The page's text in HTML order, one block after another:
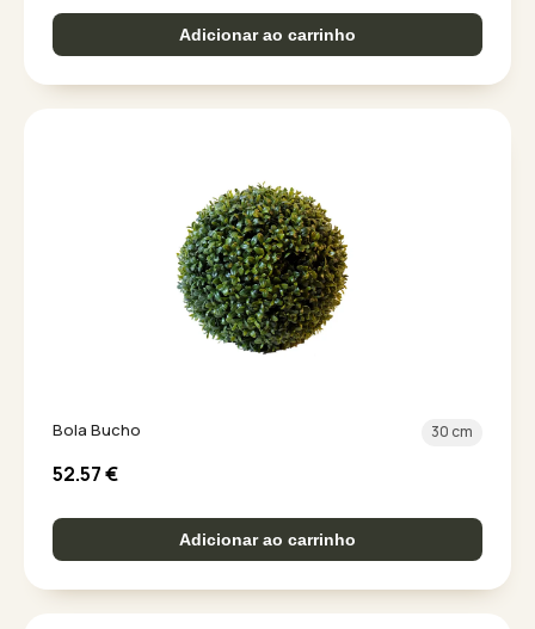
Adicionar ao carrinho
Bola Bucho 30 cm
52.57€
Adicionar ao carrinho